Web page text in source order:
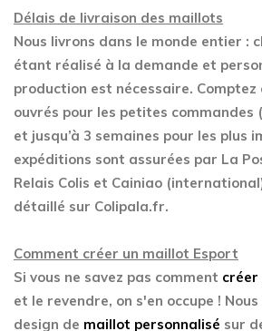
Délais de livraison des maillots
Nous livrons dans le monde entier :
étant réalisé à la demande et
production est nécessaire. Comptez
ouvrés pour les petites commandes
et jusqu’à 3 semaines pour les plus
expéditions sont assurées par La
Relais Colis et Cainiao
détaillé sur Colipala.fr.
Comment créer un maillot Esport
Si vous ne savez pas comment créer
et le revendre, on s'en occupe !
design de maillot personnalisé sur